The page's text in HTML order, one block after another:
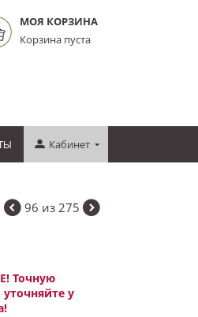
МОЯ КОРЗИНА
Корзина пуста
Кабинет
96 из 275
Точную
у